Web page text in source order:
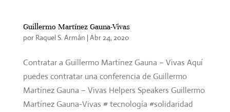
Guillermo Martínez Gauna-Vivas
por Raquel S. Armán |Abr 24, 2020
Contratar a Guillermo Martínez Gauna – Vivas Aquí
puedes contratar una conferencia de Guillermo
Martínez Gauna – Vivas Helpers Speakers Guillermo
Martínez Gauna-Vivas # tecnología #solidaridad